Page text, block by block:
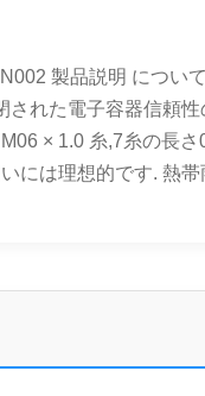
製品説明 につ
れた電子容器信頼
× 1.0 糸,7糸の長
には理想的です. 熱